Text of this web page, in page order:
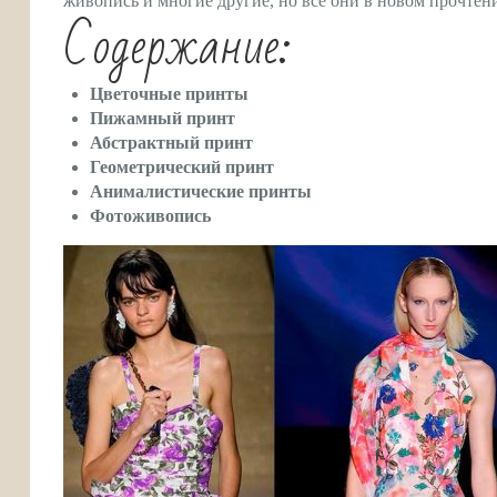
Содержание:
Цветочные принты
Пижамный принт
Абстрактный принт
Геометрический принт
Анималистические принты
Фотоживопись